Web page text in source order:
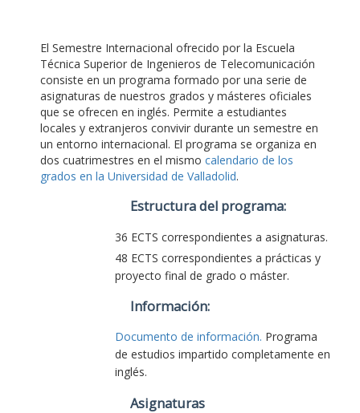
El Semestre Internacional ofrecido por la Escuela
Técnica Superior de Ingenieros de Telecomunicación
consiste en un programa formado por una serie de
asignaturas de nuestros grados y másteres oficiales
que se ofrecen en inglés. Permite a estudiantes
locales y extranjeros convivir durante un semestre en
un entorno internacional. El programa se organiza en
dos cuatrimestres en el mismo calendario de los
grados en la Universidad de Valladolid.
Estructura del programa:
36 ECTS correspondientes a asignaturas.
48 ECTS correspondientes a prácticas y
proyecto final de grado o máster.
Información:
Documento de información. Programa
de estudios impartido completamente en
inglés.
Asignaturas